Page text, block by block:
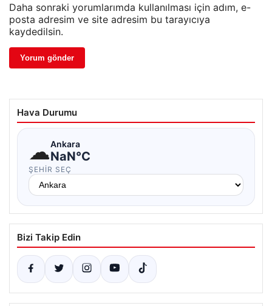
Daha sonraki yorumlarımda kullanılması için adım, e-
posta adresim ve site adresim bu tarayıcıya
kaydedilsin.
Hava Durumu
☁Ankara
NaN°C
ŞEHIR SEÇ
Bizi Takip Edin